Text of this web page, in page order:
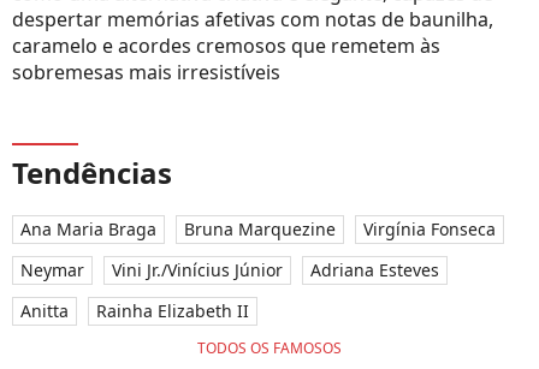
despertar memórias afetivas com notas de baunilha,
caramelo e acordes cremosos que remetem às
sobremesas mais irresistíveis
Tendências
Ana Maria Braga Bruna Marquezine
Virgínia Fonseca
Neymar
Vini Jr./Vinícius Júnior
Adriana Esteves
Anitta
Rainha Elizabeth II
TODOS OS FAMOSOS